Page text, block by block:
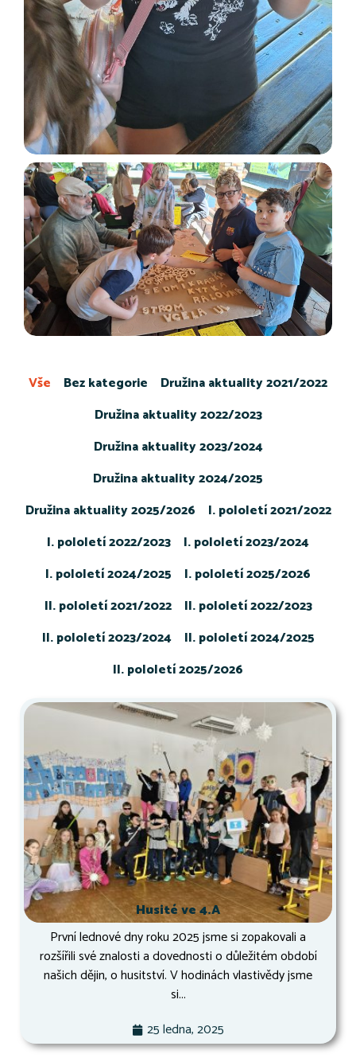
Bez kategorie
Družina aktuality 2021/2022
Družina aktuality 2022/2023
Družina aktuality 2023/2024
Družina aktuality 2024/2025
Družina aktuality 2025/2026
I. pololetí 2021/2022
I. pololetí 2022/2023
I. pololetí 2023/2024
I. pololetí 2024/2025
I. pololetí 2025/2026
II. pololetí 2021/2022
II. pololetí 2022/2023
II. pololetí 2023/2024
II. pololetí 2024/2025
II. pololetí 2025/2026
Vše
Husité ve 4.A
První lednové dny roku 2025 jsme si zopakovali a
rozšířili své znalosti a dovednosti o důležitém období
našich dějin, o husitství. V hodinách vlastivědy jsme
si...
25 ledna, 2025